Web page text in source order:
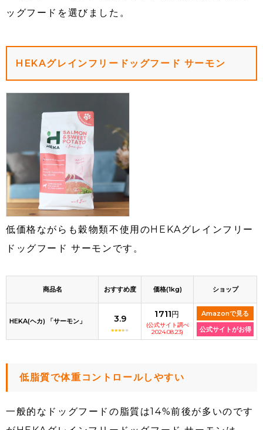
ッグフードを選びました。
HEKAグレインフリードッグフード サーモン
低価格ながらも穀物類不使用のHEKAグレインフリー
ドッグフード サーモンです。
商品名 おすすめ度 価格(1kg) ショップ
HEKA(ヘカ) 「サーモン」 3.9 1711円
(公式サイト調べ
2024.08.23)
Amazonで見る
公式サイトがお得
低脂質で体重コントロールしやすい
一般的なドッグフードの脂質は14%前後が多いのです